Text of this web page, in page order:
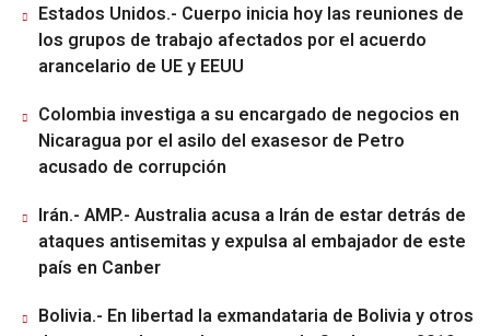
Estados Unidos.- Cuerpo inicia hoy las reuniones de
los grupos de trabajo afectados por el acuerdo
arancelario de UE y EEUU
Colombia investiga a su encargado de negocios en
Nicaragua por el asilo del exasesor de Petro
acusado de corrupción
Irán.- AMP.- Australia acusa a Irán de estar detrás de
ataques antisemitas y expulsa al embajador de este
país en Canber
Bolivia.- En libertad la exmandataria de Bolivia y otros